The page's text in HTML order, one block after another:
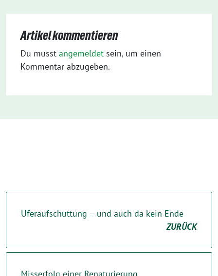
Artikel kommentieren
Du musst angemeldet sein, um einen
Kommentar abzugeben.
Uferaufschüttung – und auch da kein Ende
ZURÜCK